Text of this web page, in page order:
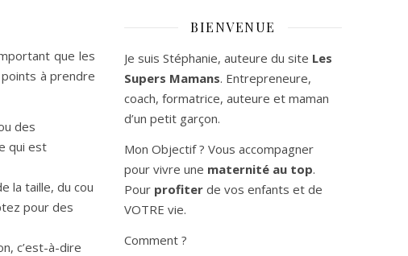
que les
à prendre
des
qui est
la taille, du cou
pour des
c’est-à-dire
BIENVENUE
Je suis Stéphanie, auteure du site Les
Supers Mamans. Entrepreneure,
coach, formatrice, auteure et maman
d’un petit garçon.
Mon Objectif ? Vous accompagner
pour vivre une maternité au top.
Pour profiter de vos enfants et de
VOTRE vie.
Comment ?